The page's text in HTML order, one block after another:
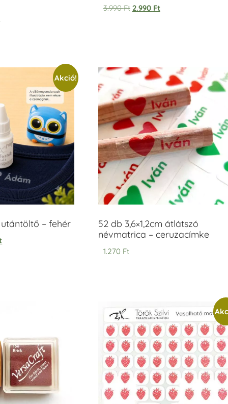
Értékelés:
5.00
3.990Ft 2.990 Ft
Akció!
– fehér
52 db 3,6×1,2cm átlátszó
névmatrica – ceruzacímke
1.270 Ft